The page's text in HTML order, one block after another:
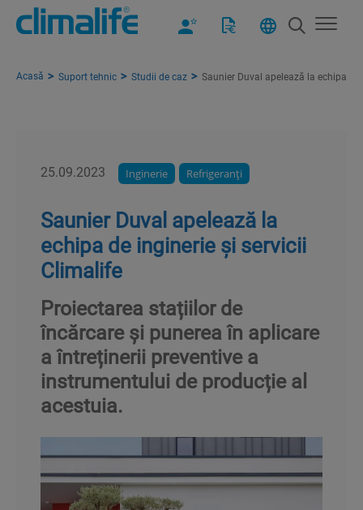
Acasă Suport tehnic Studii de caz Saunier Duval apelează la echipa
25.09.2023 Inginerie Refrigeranţi
Saunier Duval apelează la
echipa de inginerie și servicii
Climalife​
Proiectarea stațiilor de
încărcare și punerea în aplicare
a întreținerii preventive a
instrumentului de producție al
acestuia.​